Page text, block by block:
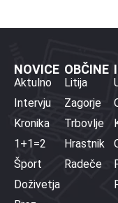
NOVICE
Aktulno
Intervju
Kronika
1+1=2
Šport
Doživetja
OBČINE
Litija
Zagorje
Trbovlje
Hrastnik
Radeče